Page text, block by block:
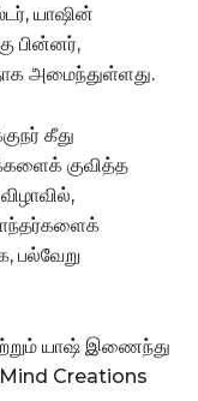
யாஷின்
பின்னர்,
அமைந்துள்ளது.
கீது
குவித்த
பல்வேறு
யாஷ் இணைந்து
Creations